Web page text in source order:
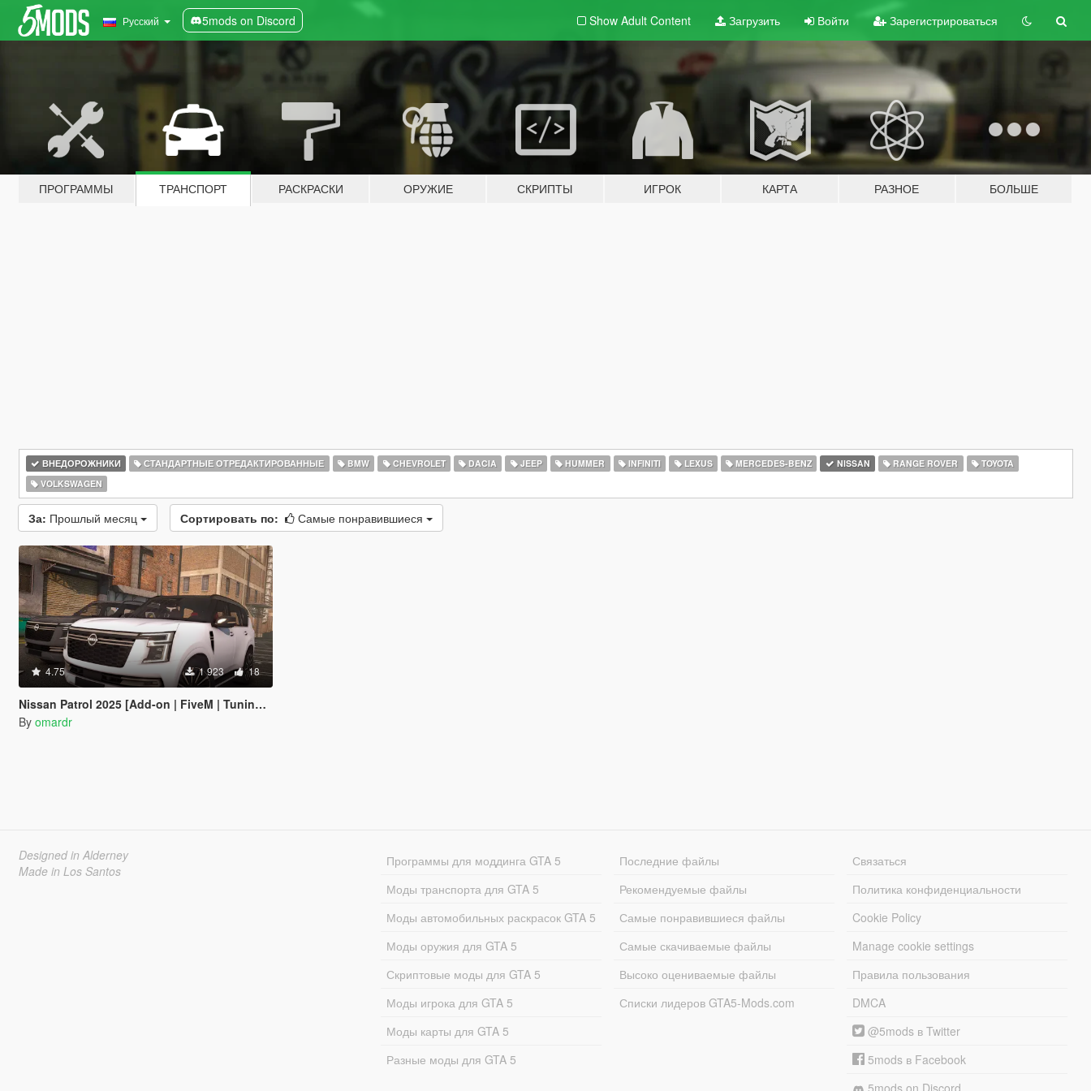
Русский 5mods on Discord Show Adult Content Загрузить Войти Зарегистрироваться
ПРОГРАММЫ ТРАНСПОРТ РАСКРАСКИ ОРУЖИЕ СКРИПТЫ ИГРОК КАРТА РАЗНОЕ БОЛЬШЕ
ВНЕДОРОЖНИКИ СТАНДАРТНЫЕ ОТРЕДАКТИРОВАННЫЕ BMW CHEVROLET DACIA JEEP HUMMER INFINITI LEXUS MERCEDES-BENZ NISSAN RANGE ROVER
TOYOTA
VOLKSWAGEN
За: Прошлый месяц Сортировать по: Самые понравившиеся
4.75 1 923 18
Nissan Patrol 2025 [Add-on | FiveM | Tuning | Debadged]
By omardr
Designed in Alderney
Made in Los Santos
Программы для моддинга GTA 5
Моды транспорта для GTA 5
Моды автомобильных раскрасок GTA 5
Моды оружия для GTA 5
Скриптовые моды для GTA 5
Моды игрока для GTA 5
Моды карты для GTA 5
Разные моды для GTA 5
Последние файлы
Рекомендуемые файлы
Самые понравившиеся файлы
Самые скачиваемые файлы
Высоко оцениваемые файлы
Списки лидеров GTA5-Mods.com
Связаться
Политика конфиденциальности
Cookie Policy
Manage cookie settings
Правила пользования
DMCA
@5mods в Twitter
5mods в Facebook
5mods on Discord